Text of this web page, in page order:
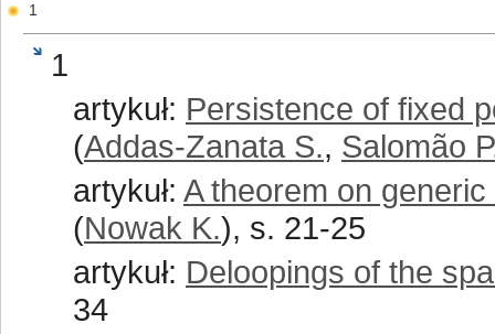
1
1
artykuł: Persistence of fixed
(Addas-Zanata S., Salomão
artykuł: A theorem on
(Nowak K.), s. 21-25
artykuł: Deloopings of the
34